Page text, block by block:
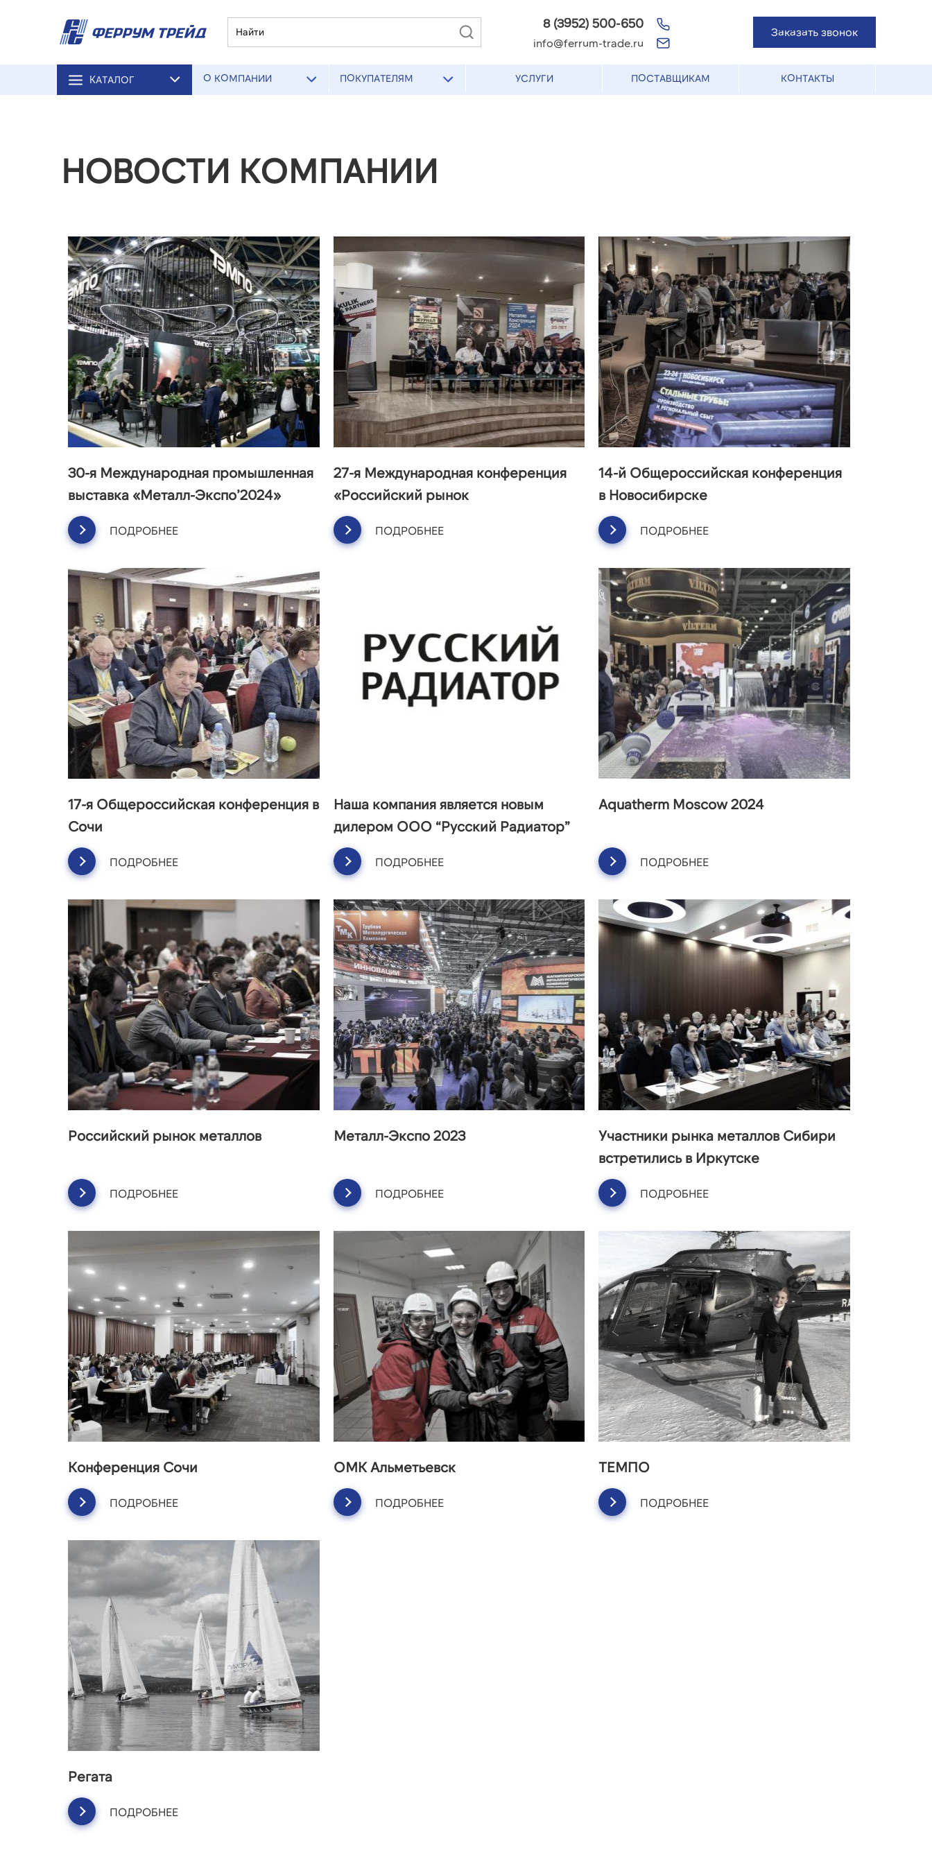
8 (3952) 500-650
info@ferrum-trade.ru
Заказать звонок
КАТАЛОГ О КОМПАНИИ ПОКУПАТЕЛЯМ УСЛУГИ ПОСТАВЩИКАМ КОНТАКТЫ
НОВОСТИ КОМПАНИИ
30-я Международная промышленная
выставка «Металл-Экспо’2024»
ПОДРОБНЕЕ
27-я Международная конференция
«Российский рынок
ПОДРОБНЕЕ
14-й Общероссийская конференция
в Новосибирске
ПОДРОБНЕЕ
17-я Общероссийская конференция в
Сочи
ПОДРОБНЕЕ
Наша компания является новым
дилером ООО “Русский Радиатор”
ПОДРОБНЕЕ
Aquatherm Moscow 2024
ПОДРОБНЕЕ
Российский рынок металлов
ПОДРОБНЕЕ
Металл-Экспо 2023
ПОДРОБНЕЕ
Участники рынка металлов Сибири
встретились в Иркутске
ПОДРОБНЕЕ
Конференция Сочи
ПОДРОБНЕЕ
ОМК Альметьевск
ПОДРОБНЕЕ
ТЕМПО
ПОДРОБНЕЕ
Регата
ПОДРОБНЕЕ